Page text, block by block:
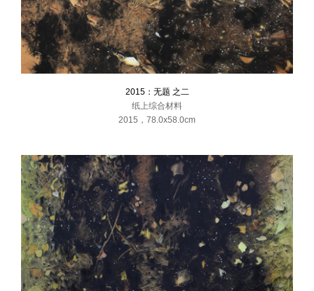
未来大师发现展 文轩美术馆 成都
2012
绘画2012 千高原艺术空间 成都
未完成的再定义：A现实 SOMEART SPACE 重庆
引爆——CYAP汇报展 国际会展中心 北京
社会风景——首届苏州金鸡湖双年展 巴塞美术馆 苏州
境界——当代艺术展 嶺空间 重庆
看望未来——“文轩奖学金”作品展 文轩美术馆 成都
当代艺术邀请展 四川美院油画系CAEA美术馆 重庆
四川美术学院七十年校庆作品展 四川美术学院 重庆
2009
各自话语——当代艺术作品展 长安美术馆 重庆
在场三十年——四川美术学院师生作品展 京都美术馆 东京 日本
中国情境——重庆驿站当代艺术大展 501当代艺术中心 重庆
2008
罗中立奖学金获奖作品展 北京大学百年世纪讲堂 北京
罗中立奖学金 重庆美术馆 重庆
2015：无题 之二
纸上综合材料
2015 ， 78.0x58.0cm